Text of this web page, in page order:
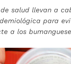
salud llevan a
para
a los